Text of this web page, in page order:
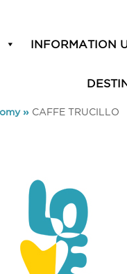
INFORMATION
» CAFFE TRUCILLO